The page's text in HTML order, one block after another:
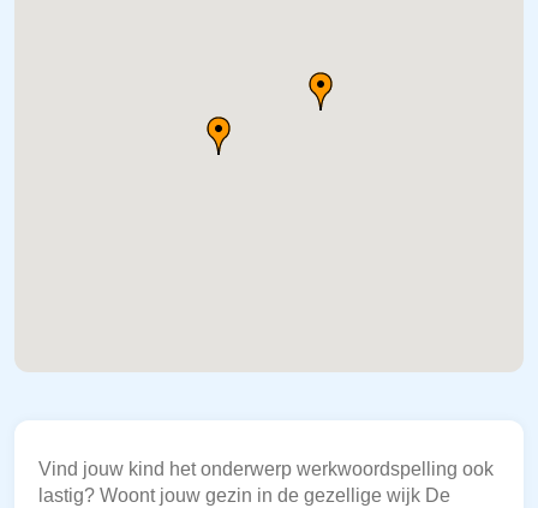
Vind jouw kind het onderwerp werkwoordspelling ook
lastig? Woont jouw gezin in de gezellige wijk De